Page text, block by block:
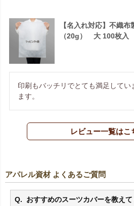
【名入れ対応】不織
（20g） 大 100枚入
印刷もバッチリでとても満足して
ます。
レビュー一覧はこ
アパレル資材 よくあるご質問
おすすめのスーツカバーを教え